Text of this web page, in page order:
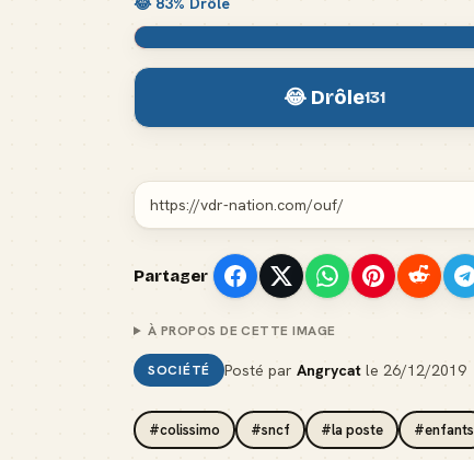
😂 Drôle131
Partager
À PROPOS DE CETTE IMAGE
SOCIÉTÉ Posté par Angrycatle 26/12/2019
#colissimo #sncf #la poste #enfants